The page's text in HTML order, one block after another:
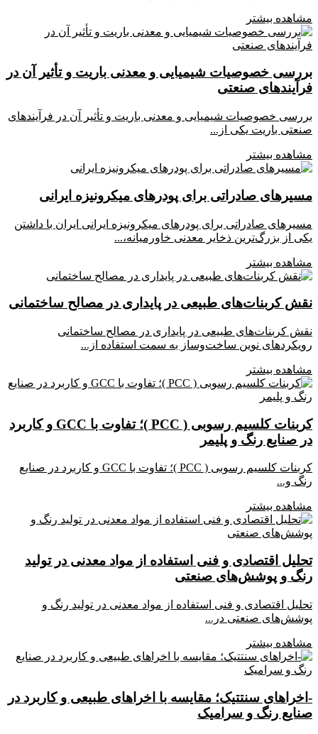
مشاهده بیشتر
بررسی خصوصیات شیمیایی و معدنی باریت و تأثیر آن در
فرآیندهای صنعتی
بررسی خصوصیات شیمیایی و معدنی باریت و تأثیر آن در فرآیندهای
صنعتی باریت یکی از...
مشاهده بیشتر
مسیرهای صادراتی برای پودرهای میکرونیزه ایرانی
مسیرهای صادراتی برای پودرهای میکرونیزه ایرانی ایران با داشتن
یکی از بزرگ‌ترین ذخایر معدنی خاورمیانه،...
مشاهده بیشتر
نقش کربنات‌های طبیعی در پایداری در مصالح ساختمانی
نقش کربنات‌های طبیعی در پایداری در مصالح ساختمانی
رویکردهای نوین ساخت‌وساز به سمت استفاده از...
مشاهده بیشتر
کربنات کلسیم رسوبی ( PCC )؛ تفاوت با GCC و کاربرد
در صنایع رنگ و پلیمر
کربنات کلسیم رسوبی ( PCC )؛ تفاوت با GCC و کاربرد در صنایع
رنگ و...
مشاهده بیشتر
تحلیل اقتصادی و فنی استفاده از مواد معدنی در تولید
رنگ و پوشش‌های صنعتی
تحلیل اقتصادی و فنی استفاده از مواد معدنی در تولید رنگ و
پوشش‌های صنعتی در...
مشاهده بیشتر
-اخراهای سنتتیک؛ مقایسه با اخراهای طبیعی و کاربرد در
صنایع رنگ و سرامیک